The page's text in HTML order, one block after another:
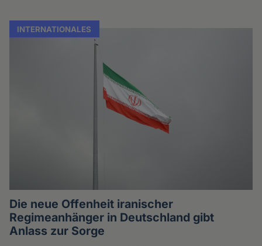
INTERNATIONALES
Die neue Offenheit iranischer
Regimeanhänger in Deutschland gibt
Anlass zur Sorge